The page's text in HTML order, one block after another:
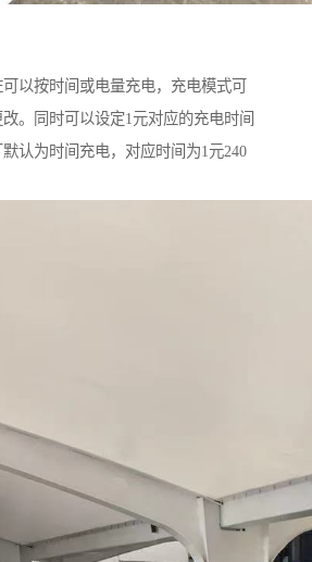
以按时间或电量充电，充电模式可
。同时可以设定1元对应的充电时间
认为时间充电，对应时间为1元240